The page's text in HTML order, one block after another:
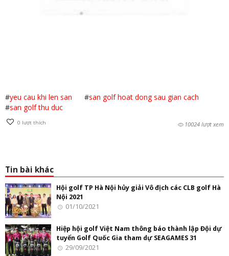
#yeu cau khi len san #san golf hoat dong sau gian cach
#san golf thu duc
0 lượt thích 10024 lượt xem
Tin bài khác
Hội golf TP Hà Nội hủy giải Vô địch các CLB golf Hà
Nội 2021
01/10/2021
Hiệp hội golf Việt Nam thông báo thành lập Đội dự
tuyển Golf Quốc Gia tham dự SEAGAMES 31
29/09/2021